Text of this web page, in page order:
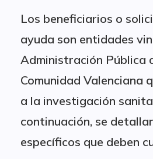
Los beneficiarios o
ayuda son entidades
Administración Pública
Comunidad Valenciana
a la investigación
continuación, se
específicos que deben